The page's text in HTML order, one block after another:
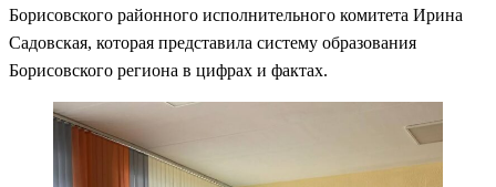
Борисовского районного исполнительного комитета Ирина
Садовская, которая представила систему образования
Борисовского региона в цифрах и фактах.